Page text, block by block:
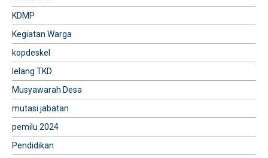
KDMP
Kegiatan Warga
kopdeskel
lelang TKD
Musyawarah Desa
mutasi jabatan
pemilu 2024
Pendidikan